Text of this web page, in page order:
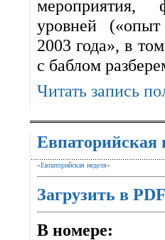
мероприятия,
уровней
2003 года», в
с баблом
Читать запись
Евпаторийская
«Евпаторийская неделя»
Загрузить в
В номере: